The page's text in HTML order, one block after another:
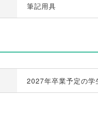
筆記用具
2027年卒業予定の学